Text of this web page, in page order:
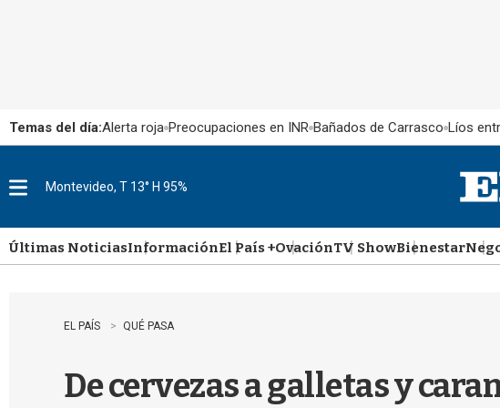
Temas del día:Alerta roja Preocupaciones en INR Bañados de Carrasco Líos
u
Montevideo, T 13° H 95%
Últimas NoticiasInformaciónEl País +OvaciónTV ShowBienestar
EL PAÍS QUÉ PASA
De cervezas a galletas y